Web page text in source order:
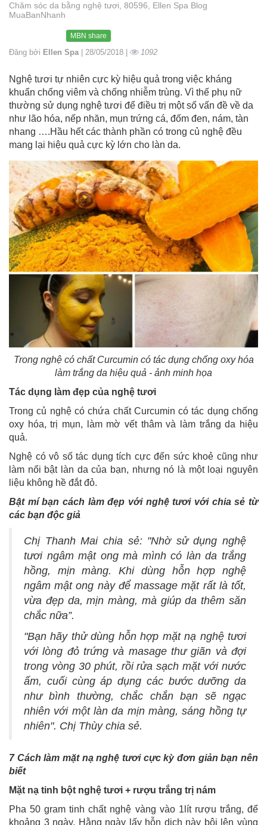
Chăm sóc da bằng nghệ tươi, 80596, Ellen Spa Blog
MuaBanNhanh
MBN share
Đăng bởi Ellen Spa | 28/05/2018 | 1092
Nghệ tươi tự nhiên cực kỳ hiệu quả trong việc kháng
khuẩn chống viêm và chống nhiễm trùng. Vì thế phụ nữ
thường sử dụng nghệ tươi để điều trị một số vấn đề về da
như lão hóa, nếp nhăn, mụn trứng cá, đốm đen, nám, tàn
nhang ….Hầu hết các thành phần có trong củ nghệ đều
mang lại hiệu quả cực kỳ lớn cho làn da.
Trong nghệ có chất Curcumin có tác dụng chống oxy hóa
làm trắng da hiệu quả - ảnh minh họa
Tác dụng làm đẹp của nghệ tươi
Trong củ nghệ có chứa chất Curcumin có tác dụng chống
oxy hóa, trị mụn, làm mờ vết thâm và làm trắng da hiệu
quả.
Nghệ có vô số tác dụng tích cực đến sức khoẻ cũng như
làm nổi bật làn da của bạn, nhưng nó là một loại nguyên
liệu không hề đắt đỏ.
Bật mí bạn cách làm đẹp với nghệ tươi với chia sẻ từ
các bạn độc giả
Chị Thanh Mai chia sẻ: "Nhờ sử dụng nghệ
tươi ngâm mật ong mà mình có làn da trắng
hồng, mịn màng. Khi dùng hỗn hợp nghệ
ngâm mật ong này để massage mặt rất là tốt,
vừa đẹp da, mịn màng, mà giúp da thêm săn
chắc nữa”.
"Bạn hãy thử dùng hỗn hợp mặt nạ nghệ tươi
với lòng đỏ trứng và masage thư giãn và đợi
trong vòng 30 phút, rồi rửa sạch mặt với nước
ấm, cuối cùng áp dụng các bước dưỡng da
như bình thường, chắc chắn bạn sẽ ngạc
nhiên với một làn da mịn màng, sáng hồng tự
nhiên". Chị Thùy chia sẻ.
7 Cách làm mặt nạ nghệ tươi cực kỳ đơn giản bạn nên
biết
Mặt nạ tinh bột nghệ tươi + rượu trắng trị nám
Pha 50 gram tinh chất nghệ vàng vào 1lít rượu trắng, để
khoảng 3 ngày. Hằng ngày lấy hỗn dịch này bôi lên vùng